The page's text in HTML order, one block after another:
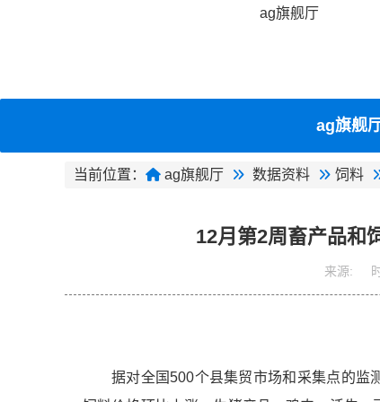
ag旗舰厅
ag旗舰
当前位置： ag旗舰厅 数据资料 饲料
12月第2周畜产品和
来源:
据对全国500个县集贸市场和采集点的监